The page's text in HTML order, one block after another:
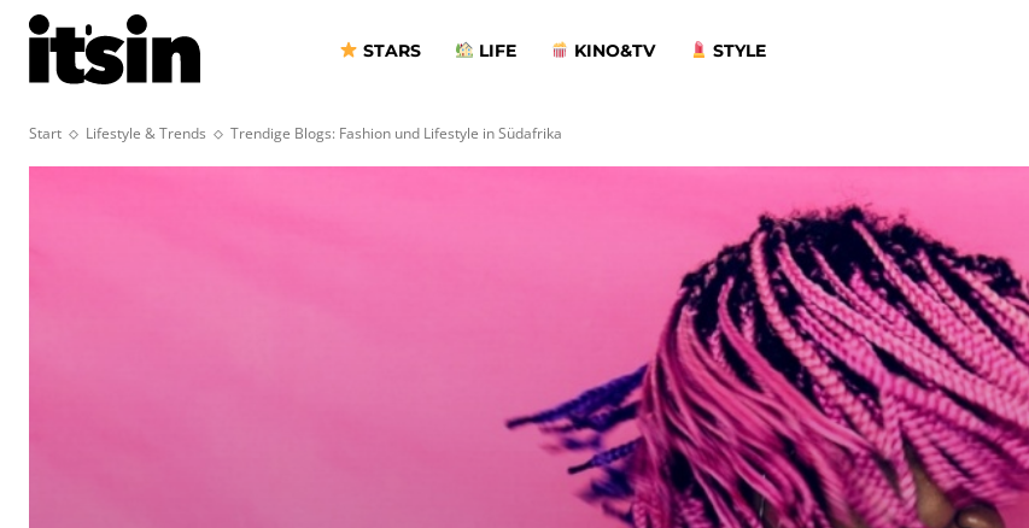
STARS LIFE KINO&TV STYLE
Start Lifestyle & Trends Trendige Blogs: Fashion und Lifestyle in Südafrika